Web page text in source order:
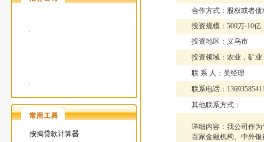
·
·
·
·
·
按揭贷款计算器
合作方式：股权或者债
投资规模：500万-10亿
投资地区：义乌市
投资领域：农业，矿业
联 系 人：吴经理
联系电话：
其他联系方式：
详细内容：我公司作
百家金融机构、中外